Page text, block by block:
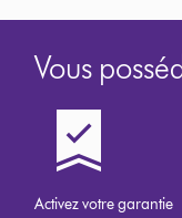
Vous
Activez votre garantie